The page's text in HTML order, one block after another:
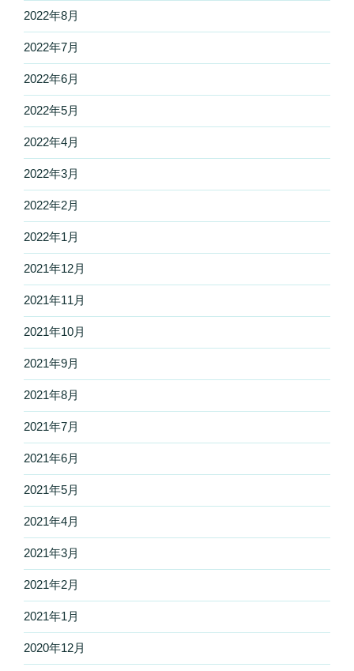
2022年8月
2022年7月
2022年6月
2022年5月
2022年4月
2022年3月
2022年2月
2022年1月
2021年12月
2021年11月
2021年10月
2021年9月
2021年8月
2021年7月
2021年6月
2021年5月
2021年4月
2021年3月
2021年2月
2021年1月
2020年12月